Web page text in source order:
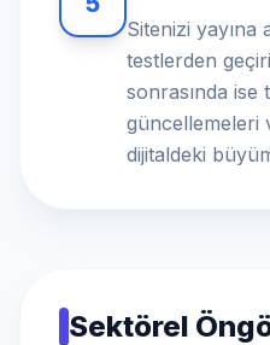
Sitenizi yayına
testlerden
sonrasında
güncellemeleri
dijitaldeki
Sektörel